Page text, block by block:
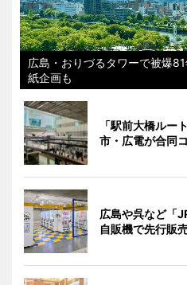
広島・おりづるタワーで被爆
紙企画も
「駅前大橋ル
市・広電が合同
広島や呉など「
自販機で先行販